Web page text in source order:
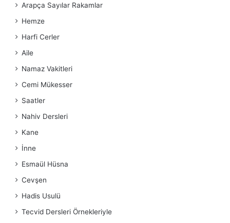
Arapça Sayılar Rakamlar
Hemze
Harfi Cerler
Aile
Namaz Vakitleri
Cemi Mükesser
Saatler
Nahiv Dersleri
Kane
İnne
Esmaül Hüsna
Cevşen
Hadis Usulü
Tecvid Dersleri Örnekleriyle